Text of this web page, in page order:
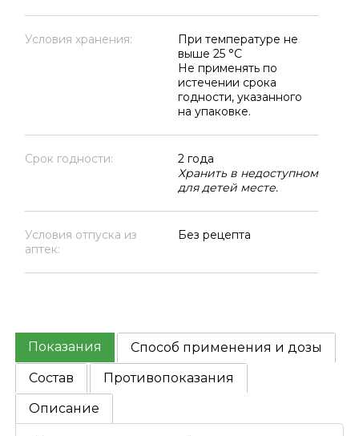
Условия хранения:
При температуре не
выше 25 °C
Не применять по
истечении срока
годности, указанного
на упаковке.
Срок годности:
2 года
Хранить в недоступном
для детей месте.
Условия отпуска из
аптек:
Без рецепта
Показания
Способ применения и дозы
Состав
Противопоказания
Описание